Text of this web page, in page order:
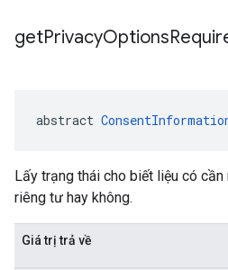
getPrivacyOptions
abstract
Lấy trạng thái cho biết liệu có cần
riêng tư hay không.
Giá trị trả về